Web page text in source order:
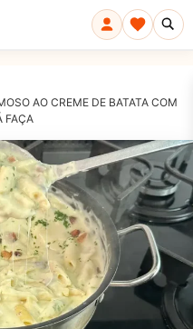
AO CREME DE BATATA COM
FAÇA